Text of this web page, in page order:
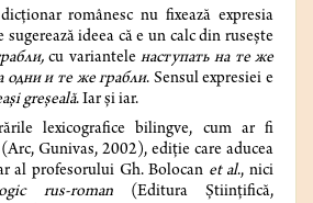
românesc nu fixează expresia
sugerează ideea că e un calc din rusește
cu varianteleнаступать на те же
одни и те же грабли. Sensul expresiei e
greșeală. Iar și iar.
lexicografice bilingve, cum ar fi
(Arc, Gunivas, 2002), ediție care aducea
al profesorului Gh. Bolocan et al., nici
rus-roman(Editura Științifică,